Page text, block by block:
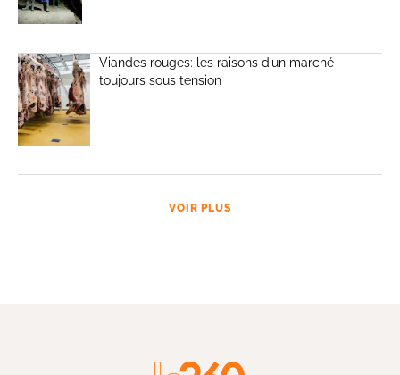
Viandes rouges: les raisons d’un marché
toujours sous tension
VOIR PLUS